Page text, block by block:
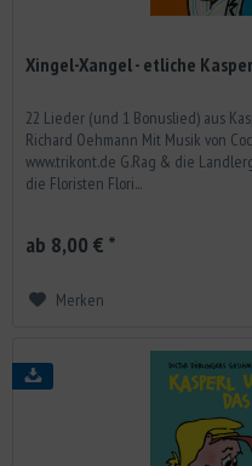
Xingel-Xangel - etliche
22 Lieder (und 1 Bonuslied) aus
Richard Oehmann Mit Musik von
www.trikont.de G.Rag & die
die Floristen Flori...
ab 8,00 € *
Merken